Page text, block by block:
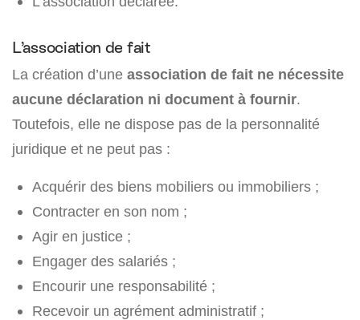
L’association de fait
La création d’une association de fait ne nécessite
aucune déclaration ni document à fournir.
Toutefois, elle ne dispose pas de la personnalité
juridique et ne peut pas :
Acquérir des biens mobiliers ou immobiliers ;
Contracter en son nom ;
Agir en justice ;
Engager des salariés ;
Encourir une responsabilité ;
Recevoir un agrément administratif ;